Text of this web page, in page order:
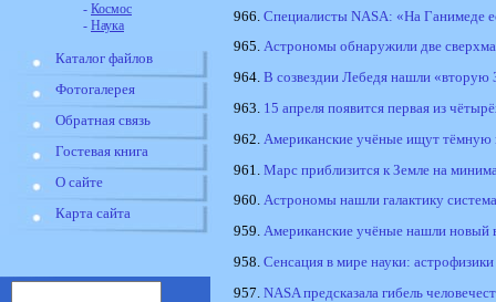
- Космос
- Наука
Каталог файлов
Фотогалерея
Обратная связь
Гостевая книга
О сайте
Карта сайта
966. Специалисты NASA: «На Ганимеде
965. Астрономы обнаружили две
964. В созвездии Лебедя нашли «вторую
963. 15 апреля появится первая из
962. Американские учёные ищут тёмную
961. Марс приблизится к Земле на
960. Астрономы нашли галактику
959. Американские учёные нашли новый
958. Сенсация в мире науки:
957. NASA предсказала гибель